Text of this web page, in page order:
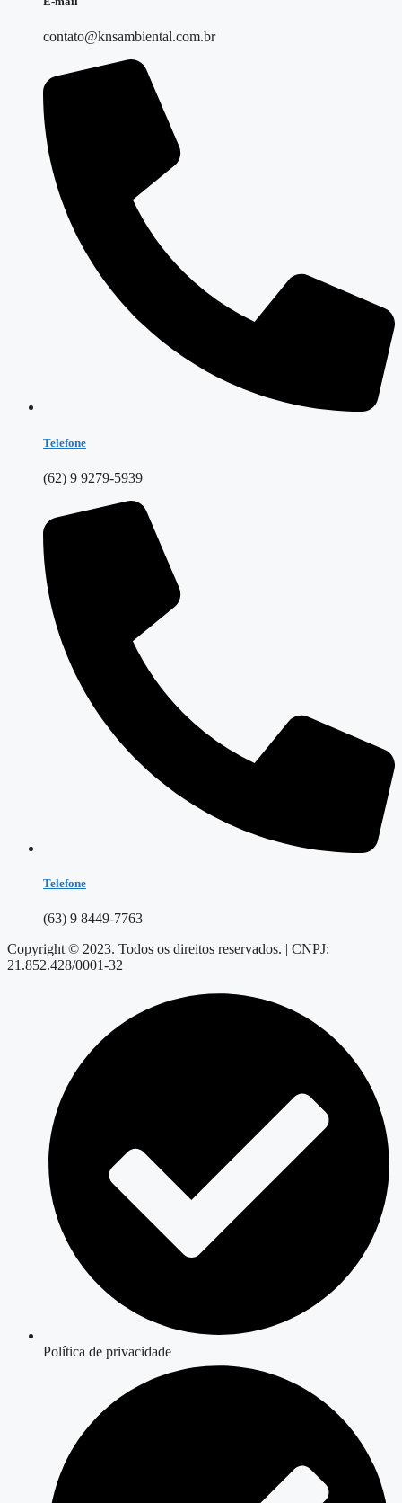
contato@knsambiental.com.br
Telefone
(62) 9 9279-5939
Telefone
(63) 9 8449-7763
Copyright © 2023. Todos os direitos reservados. | CNPJ:
21.852.428/0001-32
Política de privacidade